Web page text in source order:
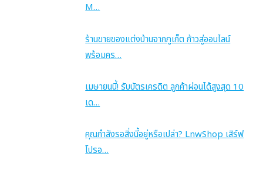
M…
ร้านขายของแต่งบ้านจากภูเก็ต ก้าวสู่ออนไลน์
พร้อมคร…
เมษายนนี้! รับบัตรเครดิต ลูกค้าผ่อนได้สูงสุด 10
เด…
คุณกำลังรอสิ่งนี้อยู่หรือเปล่า? LnwShop เสิร์ฟ
โปรอ…